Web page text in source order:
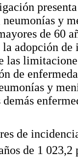
neumonías y
de 60
adopción de
las
de
y
de
de 1 023,2